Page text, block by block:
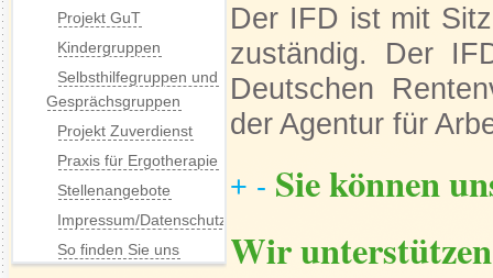
Der IFD ist mit
zuständig. Der
Deutschen
der Agentur für
+ - Sie können
Wir unterstützen
Projekt GuT
Kindergruppen
Selbsthilfegruppen und
Gesprächsgruppen
Projekt Zuverdienst
Praxis für Ergotherapie
Stellenangebote
Impressum/Datenschutz
So finden Sie uns